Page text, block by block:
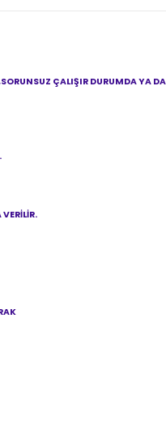
ÇALIŞIR DURUMDA YA